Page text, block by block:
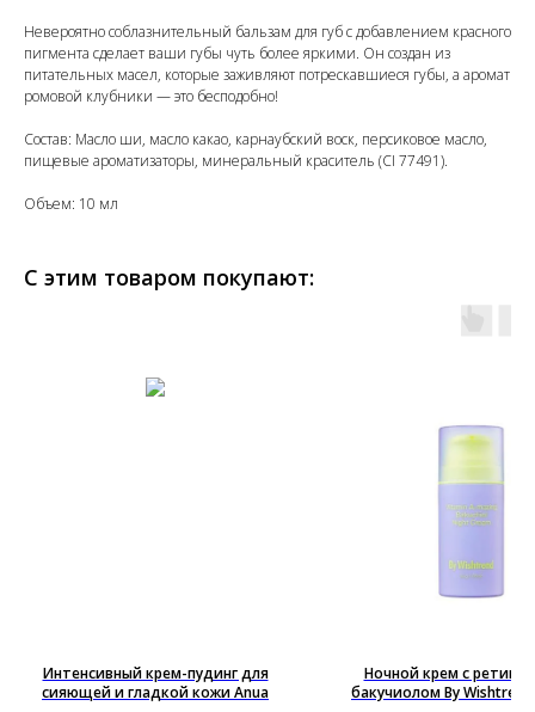
Невероятно соблазнительный бальзам для губ с добавлением красного
пигмента сделает ваши губы чуть более яркими. Он создан из
питательных масел, которые заживляют потрескавшиеся губы, а аромат
ромовой клубники — это бесподобно!
Состав: Масло ши, масло какао, карнаубский воск, персиковое масло,
пищевые ароматизаторы, минеральный краситель (CI 77491).
Объем: 10 мл
С этим товаром покупают:
Интенсивный крем-пудинг для
сияющей и гладкой кожи Anua
Ночной крем с
бакучиолом By Wishtrend